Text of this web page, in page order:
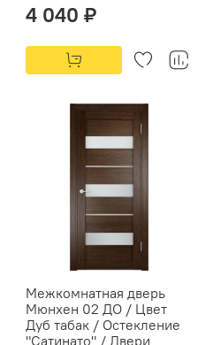
4 040 ₽
Межкомнатная дверь
Мюнхен 02 ДО / Цвет
Дуб табак / Остекление
"Сатинато" / Двери